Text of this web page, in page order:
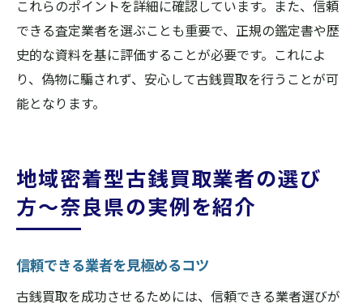
これらのポイントを詳細に確認しています。また、信頼
できる査定業者を選ぶことも重要で、正規の鑑定書や歴
史的な資料を基に評価することが必要です。これによ
り、偽物に騙されず、安心して古銭買取を行うことが可
能となります。
地域密着型古銭買取業者の選び
方〜奈良県の実例を紹介
信頼できる業者を見極めるコツ
古銭買取を成功させるためには、信頼できる業者選びが